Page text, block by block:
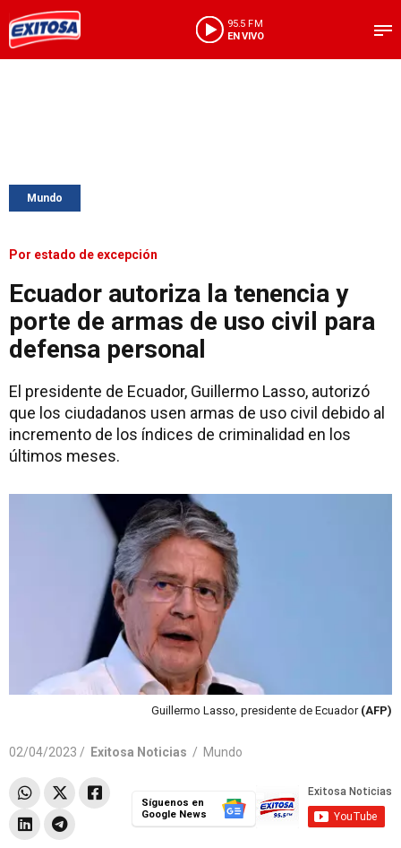
95.5 FM
EN VIVO
Mundo
Por estado de excepción
Ecuador autoriza la tenencia y
porte de armas de uso civil para
defensa personal
El presidente de Ecuador, Guillermo Lasso, autorizó
que los ciudadanos usen armas de uso civil debido al
incremento de los índices de criminalidad en los
últimos meses.
Guillermo Lasso, presidente de Ecuador (AFP)
02/04/2023 / Exitosa Noticias / Mundo
Síguenos en
Google News